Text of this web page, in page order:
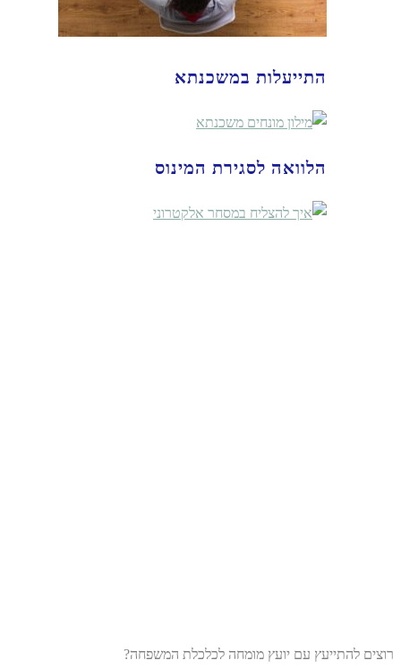
התייעלות במשכנתא
הלוואה לסגירת המינוס
רוצים להתייעץ עם יועץ מומחה לכלכלת המשפחה?